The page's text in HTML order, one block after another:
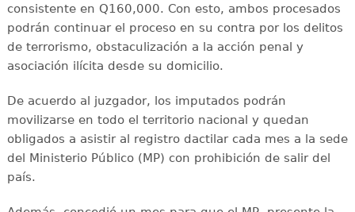
consistente en Q160,000. Con esto, ambos procesados
podrán continuar el proceso en su contra por los delitos
de terrorismo, obstaculización a la acción penal y
asociación ilícita desde su domicilio.
De acuerdo al juzgador, los imputados podrán
movilizarse en todo el territorio nacional y quedan
obligados a asistir al registro dactilar cada mes a la sede
del Ministerio Público (MP) con prohibición de salir del
país.